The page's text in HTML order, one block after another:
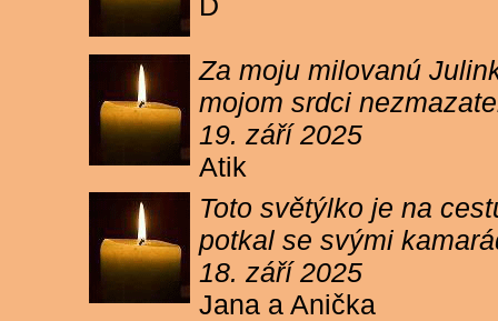
Za moju milovanú
mojom srdci
19. září 2025
Atik
Toto světýlko je na
potkal se svými
18. září 2025
Jana a Anička